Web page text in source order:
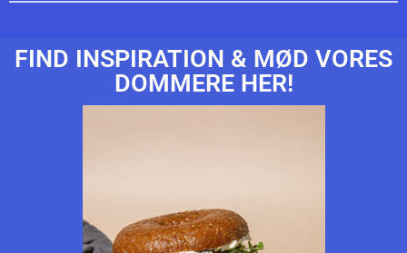
FIND INSPIRATION & MØD VORES
DOMMERE HER!